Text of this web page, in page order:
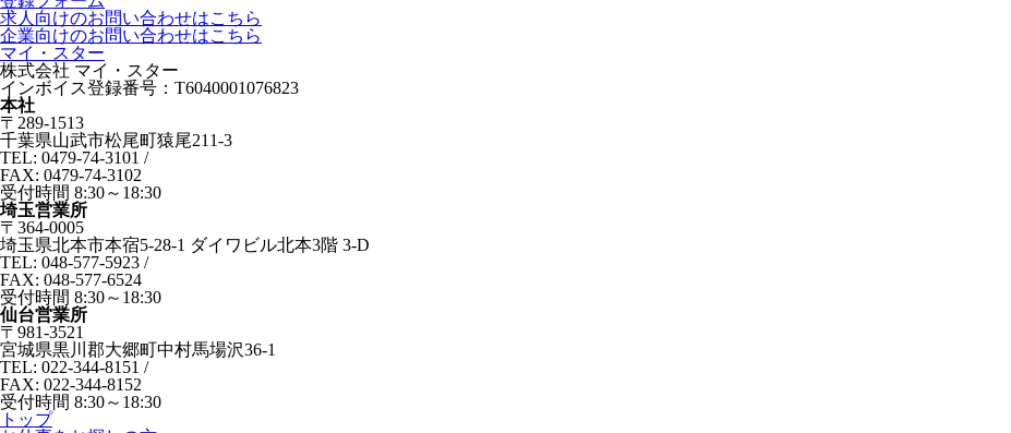
求人 向けのお問い合わせはこちら
企業向けのお問い合わせはこちら
マイ・スター
株式会社 マイ・スター
インボイス登録番号：T6040001076823
本社
〒289-1513
千葉県山武市松尾町猿尾211-3
TEL: 0479-74-3101 /
FAX: 0479-74-3102
受付時間 8:30～18:30
埼玉営業所
〒364-0005
埼玉県北本市本宿5-28-1 ダイワビル北本3階 3-D
TEL: 048-577-5923 /
FAX: 048-577-6524
受付時間 8:30～18:30
仙台営業所
〒981-3521
宮城県黒川郡大郷町中村馬場沢36-1
TEL: 022-344-8151 /
FAX: 022-344-8152
受付時間 8:30～18:30
トップ